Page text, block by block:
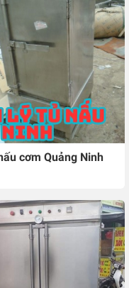
cơm Quảng Ninh